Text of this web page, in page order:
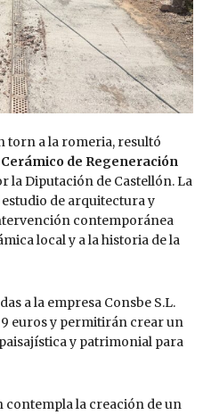
torn a la romeria, resultó
de Regeneración
la Diputación de Castellón. La
de arquitectura y
contemporánea
local y a la historia de la
a la empresa Consbe S.L.
euros y permitirán crear un
y patrimonial para
contempla la creación de un